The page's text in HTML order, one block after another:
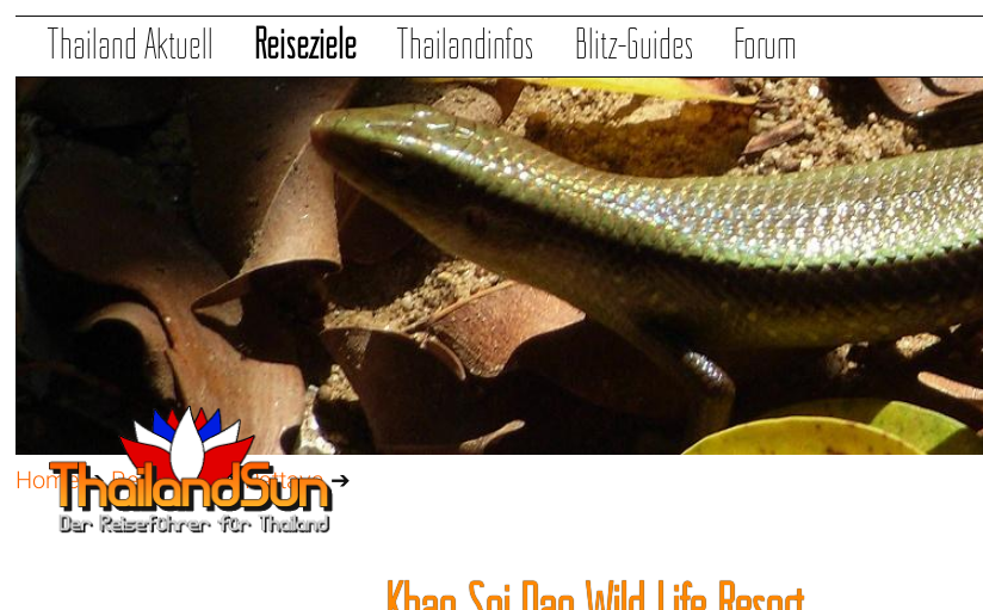
Thailand Aktuell Reiseziele Thailandinfos Blitz-Guides Forum
Home➔Reiseziele➔Pattaya➔